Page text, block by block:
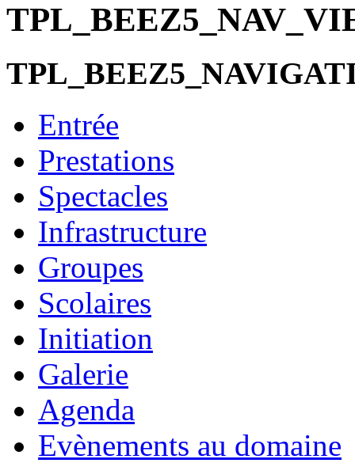
Entrée
Prestations
Spectacles
Infrastructure
Groupes
Scolaires
Initiation
Galerie
Agenda
Evènements au domaine